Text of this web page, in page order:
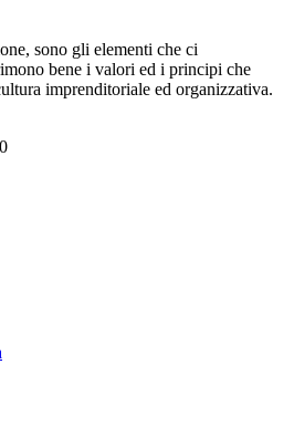
sono gli elementi che ci
bene i valori ed i principi che
imprenditoriale ed organizzativa.